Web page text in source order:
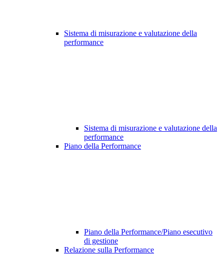
Sistema di misurazione e valutazione della
performance
Sistema di misurazione e valutazione della
performance
Piano della Performance
Piano della Performance/Piano esecutivo
di gestione
Relazione sulla Performance